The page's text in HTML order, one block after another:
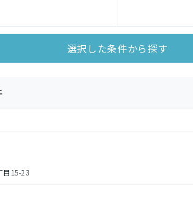
選択した条件から探す
目15-23